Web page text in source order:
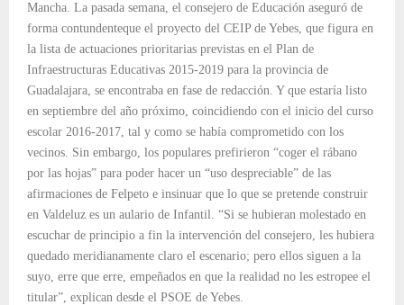
Mancha. La pasada semana, el consejero de Educación aseguró de
forma contundenteque el proyecto del CEIP de Yebes, que figura en
la lista de actuaciones prioritarias previstas en el Plan de
Infraestructuras Educativas 2015-2019 para la provincia de
Guadalajara, se encontraba en fase de redacción. Y que estaría listo
en septiembre del año próximo, coincidiendo con el inicio del curso
escolar 2016-2017, tal y como se había comprometido con los
vecinos. Sin embargo, los populares prefirieron “coger el rábano
por las hojas” para poder hacer un “uso despreciable” de las
afirmaciones de Felpeto e insinuar que lo que se pretende construir
en Valdeluz es un aulario de Infantil. “Si se hubieran molestado en
escuchar de principio a fin la intervención del consejero, les hubiera
quedado meridianamente claro el escenario; pero ellos siguen a la
suyo, erre que erre, empeñados en que la realidad no les estropee el
titular”, explican desde el PSOE de Yebes.